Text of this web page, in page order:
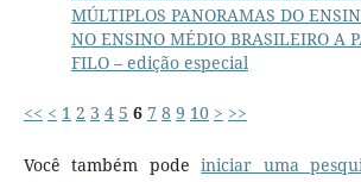
MÚLTIPLOS PANORAMAS DO
NO ENSINO MÉDIO BRASILEIRO A
FILO – edição especial
<< < 1 2 3 4 5 6 7 8 9 10 > >>
Você também podeiniciar uma